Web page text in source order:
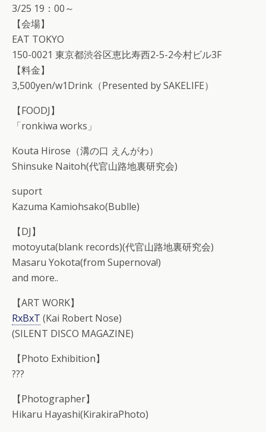
3/25 19：00～
【会場】
EAT TOKYO
150-0021 東京都渋谷区恵比寿西2-5-2今村ビル3F
【料金】
3,500yen/w1Drink（Presented by SAKELIFE）
【FOODJ】
「ronkiwa works」
Kouta Hirose（溝の口 えんがわ）
Shinsuke Naitoh(代官山路地裏研究会)
suport
Kazuma Kamiohsako(Bublle)
【DJ】
motoyuta(blank records)(代官山路地裏研究会)
Masaru Yokota(from Supernova!)
and more..
【ART WORK】
RxBxT (Kai Robert Nose)
(SILENT DISCO MAGAZINE)
【Photo Exhibition】
???
【Photographer】
Hikaru Hayashi(KirakiraPhoto)